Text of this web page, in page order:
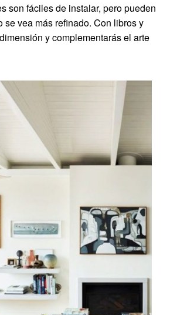
son fáciles de instalar, pero pueden
se vea más refinado. Con libros y
y complementarás el arte